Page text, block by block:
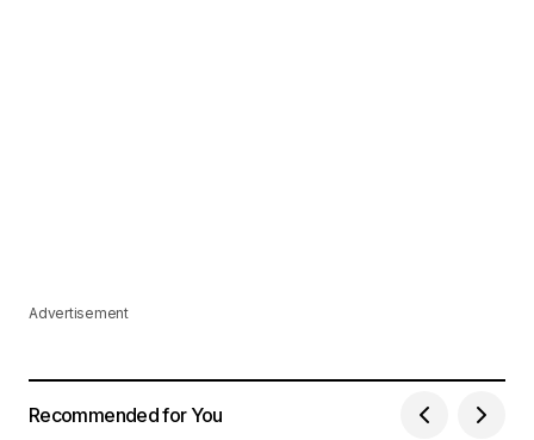
Advertisement
Recommended for You